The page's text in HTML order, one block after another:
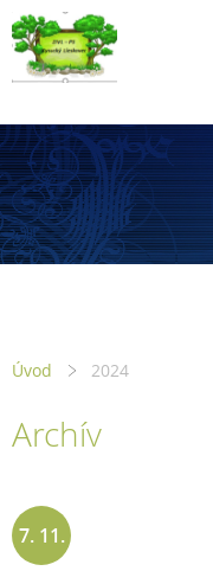
Úvod 2024
Archív
7. 11.